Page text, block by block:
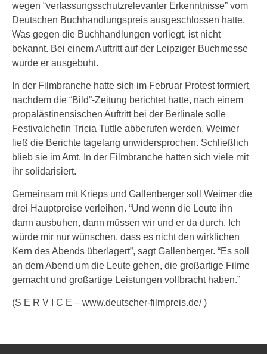
wegen “verfassungsschutzrelevanter Erkenntnisse” vom
Deutschen Buchhandlungspreis ausgeschlossen hatte.
Was gegen die Buchhandlungen vorliegt, ist nicht
bekannt. Bei einem Auftritt auf der Leipziger Buchmesse
wurde er ausgebuht.
In der Filmbranche hatte sich im Februar Protest formiert,
nachdem die “Bild”-Zeitung berichtet hatte, nach einem
propalästinensischen Auftritt bei der Berlinale solle
Festivalchefin Tricia Tuttle abberufen werden. Weimer
ließ die Berichte tagelang unwidersprochen. Schließlich
blieb sie im Amt. In der Filmbranche hatten sich viele mit
ihr solidarisiert.
Gemeinsam mit Krieps und Gallenberger soll Weimer die
drei Hauptpreise verleihen. “Und wenn die Leute ihn
dann ausbuhen, dann müssen wir und er da durch. Ich
würde mir nur wünschen, dass es nicht den wirklichen
Kern des Abends überlagert”, sagt Gallenberger. “Es soll
an dem Abend um die Leute gehen, die großartige Filme
gemacht und großartige Leistungen vollbracht haben.”
(S E R V I C E – www.deutscher-filmpreis.de/ )